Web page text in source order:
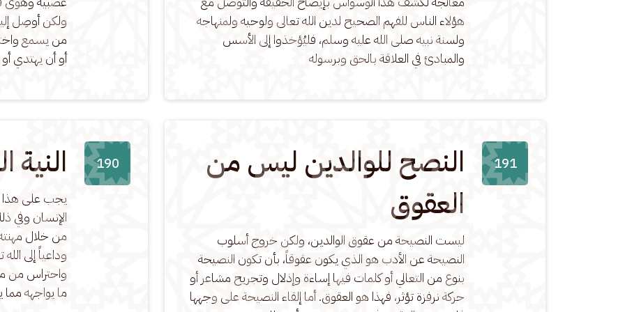
هؤلاء الناس للفهم الصحيح لدين الله تعالى ولوحيه ولمنهاجه
ولسنة نبيه صلى الله عليه وسلم، فليُؤخذوا إلى الأسس
والمبادئ في العلاقة بالحق وبرسوله
ولكن أوصِل
من يسمع
أو أن يهتدي
191
النصح للوالدين ليس من
العقوق
ليست النصيحة من عقوق الوالدين، ولكن خروج أسلوب
النصيحة عن الأدب هو الذي يكون عقوقاً، بأن تكون النصيحة
بنوع من التعالي أو كلمات فيها إساءة وإذلال وتجريح مشاعر أو
حركة نرفزة تؤثر، فهذا هو العقوق. أما إلقاء النصيحة على وجهها
190
يجب على هذا
الإنسان وفي
من خلال
وداعياً إلى
واحتراس من
ما يواجهه مما